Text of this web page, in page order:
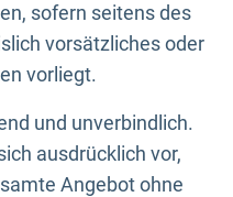
sofern seitens des
vorsätzliches oder
vorliegt.
und unverbindlich.
ausdrücklich vor,
Angebot ohne